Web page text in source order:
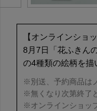
【オンラインショ
8月7日「花ふきん
の4種類の絵柄を描
※別送、予約商品は
※無くなり次第終了
※オンラインショッ